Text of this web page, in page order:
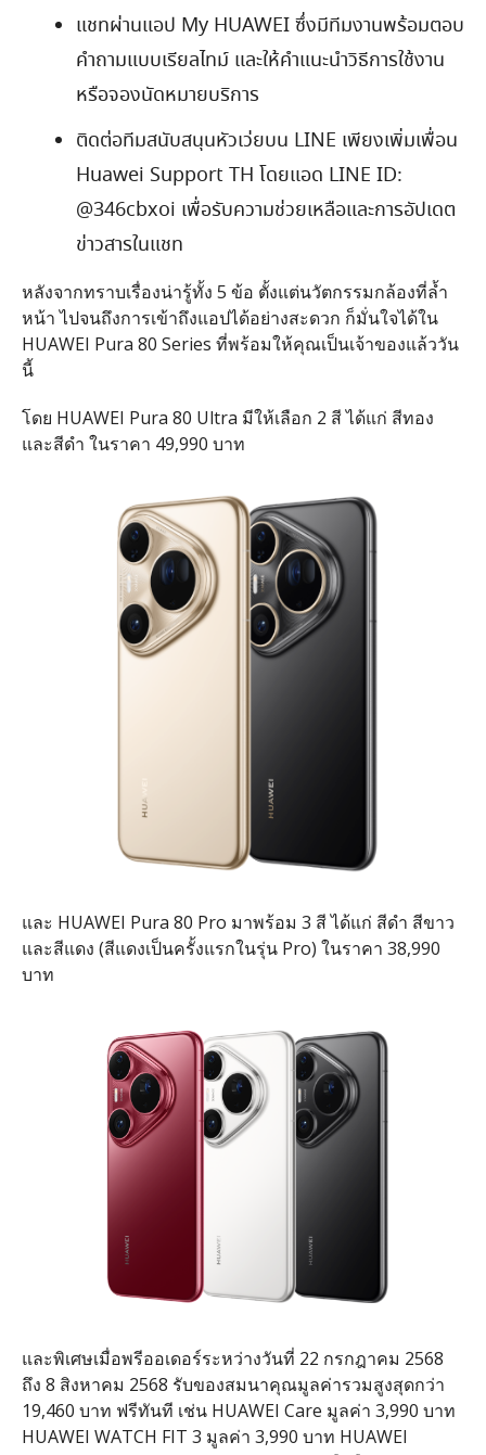
แชทผ่านแอป My HUAWEIซึ่งมีทีมงานพร้อมตอบ
คำถามแบบเรียลไทม์ และให้คำแนะนำวิธีการใช้งาน
หรือจองนัดหมายบริการ
ติดต่อทีมสนับสนุนหัวเว่ยบน LINE เพียงเพิ่มเพื่อน
Huawei Support TH โดยแอด LINE ID:
@346cbxoi เพื่อรับความช่วยเหลือและการอัปเดต
ข่าวสารในแชท
หลังจากทราบเรื่องน่ารู้ทั้ง 5 ข้อ ตั้งแต่นวัตกรรมกล้องที่ล้ำ
หน้า ไปจนถึงการเข้าถึงแอปได้อย่างสะดวก ก็มั่นใจได้ใน
HUAWEI Pura 80 Series ที่พร้อมให้คุณเป็นเจ้าของแล้ววัน
นี้
โดย HUAWEI Pura 80 Ultra มีให้เลือก 2 สี ได้แก่ สีทอง
และสีดำ ในราคา 49,990 บาท
และ HUAWEI Pura 80 Pro มาพร้อม 3 สี ได้แก่ สีดำ สีขาว
และสีแดง (สีแดงเป็นครั้งแรกในรุ่นPro) ในราคา 38,990
บาท
และพิเศษเมื่อพรีออเดอร์ระหว่างวันที่ 22 กรกฎาคม 2568
ถึง 8 สิงหาคม 2568 รับของสมนาคุณมูลค่ารวมสูงสุดกว่า
19,460 บาท ฟรีทันที เช่นHUAWEI Care มูลค่า 3,990 บาท
HUAWEI WATCH FIT 3 มูลค่า 3,990 บาท HUAWEI